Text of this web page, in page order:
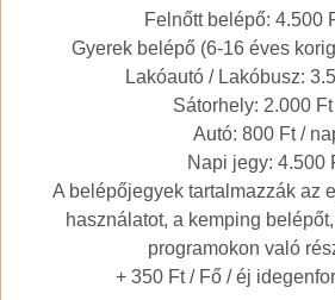
Felnőtt belépő: 4.500
Gyerek belépő (6-16 éves
Lakóautó / Lakóbusz:
Sátorhely: 2.000 Ft
Autó: 800 Ft /
Napi jegy: 4.500
A belépőjegyek tartalmazzák az
használatot, a kemping
programokon való
+ 350 Ft / Fő / éj